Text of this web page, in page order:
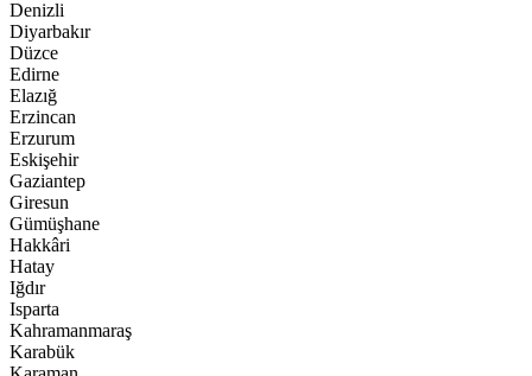
Denizli
Diyarbakır
Düzce
Edirne
Elazığ
Erzincan
Erzurum
Eskişehir
Gaziantep
Giresun
Gümüşhane
Hakkâri
Hatay
Iğdır
Isparta
Kahramanmaraş
Karabük